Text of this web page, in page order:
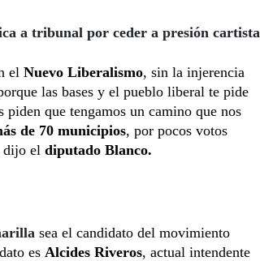
a tribunal por ceder a presión cartista
el Nuevo Liberalismo, sin la injerencia
las bases y el pueblo liberal te pide
piden que tengamos un camino que nos
de 70 municipios, por pocos votos
dijo el diputado Blanco.
sea el candidato del movimiento
es Alcides Riveros, actual intendente